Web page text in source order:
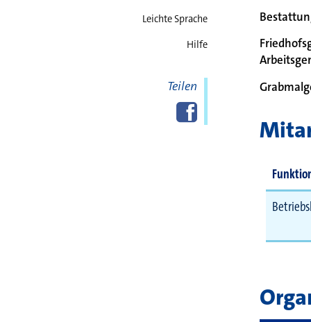
Leichte Sprache
Hilfe
Teilen
Diese
Facebook
teilen